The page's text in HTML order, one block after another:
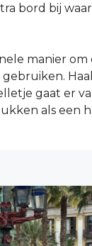
bord bij
manier om
gaat er
als een